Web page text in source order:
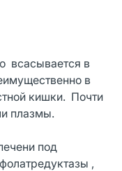
всасывается в
в
кишки. Почти
плазмы.
под
,